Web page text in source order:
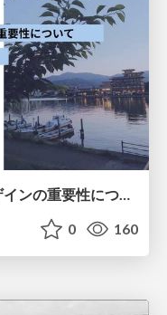
開発・制作におけるUI・UXデザインの重要性について～UI・UXデザインってなんだろう～
0 160